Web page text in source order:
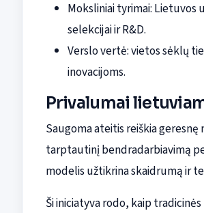
Moksliniai tyrimai: Lietuvos
selekcijai ir R&D.
Verslo vertė: vietos sėklų
inovacijoms.
Privalumai
Saugoma ateitis reiškia
tarptautinį bendradarbiavimą
modelis užtikrina skaidrumą ir
Ši iniciatyva rodo, kaip